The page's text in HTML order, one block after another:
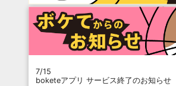
7/15
boketeアプリ サービス終了のお知らせ